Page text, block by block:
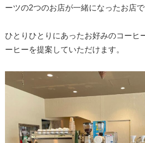
ーツの2つのお店が一緒になったお店で
ひとりひとりにあったお好みのコーヒ
ーヒーを提案していただけます。